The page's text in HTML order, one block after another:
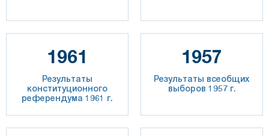
1961
Результаты
конституционного
референдума 1961 г.
1957
Результаты всеобщих
выборов 1957 г.